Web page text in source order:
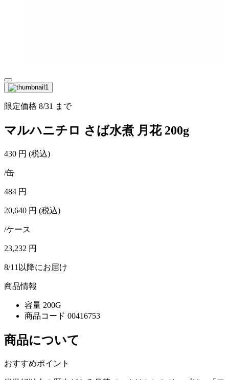
限定価格 8/31 まで
マルハニチロ さば水煮 月花 200g
430 円 (税込)
/缶
484 円
20,640 円 (税込)
/ケース
23,232 円
8/11以降にお届け
商品情報
容量 200G
商品コード 00416753
商品について
おすすめポイント